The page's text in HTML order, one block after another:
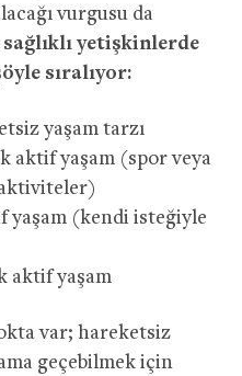
vurgusu da
yetişkinlerde
sıralıyor:
yaşam tarzı
aktif yaşam (spor veya
aktiviteler)
yaşam (kendi isteğiyle
aktif yaşam
var; hareketsiz
geçebilmek için